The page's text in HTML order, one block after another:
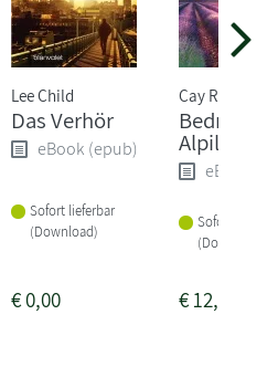
Lee Child
Das Verhör
eBook (epub)
Sofort lieferbar
(Download)
€0,00
Cay
Alpilles
eBook
Sofort
(Download)
€12,99